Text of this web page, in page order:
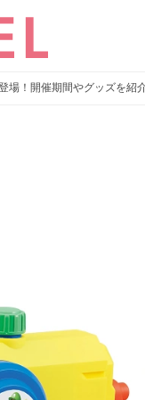
場！開催期間やグッズを紹